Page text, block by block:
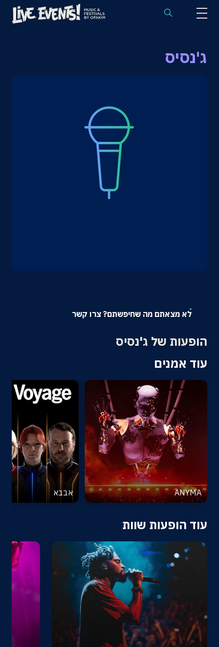
הופעות לפי אמנים
אירועי ספורט באירופה
ג'נסיס
לא מצאתם מה שחיפשתם? צרו קשר
הופעות של ג'נסיס
עוד אמנים
ANYMA אבבא
עוד הופעות שוות